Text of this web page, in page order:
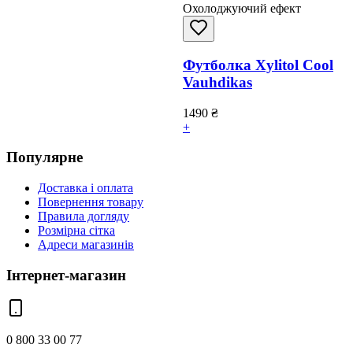
Охолоджуючий ефект
Футболка Xylitol Cool
Vauhdikas
1490 ₴
+
Популярне
Доставка і оплата
Повернення товару
Правила догляду
Розмірна сітка
Адреси магазинів
Інтернет-магазин
0 800 33 00 77